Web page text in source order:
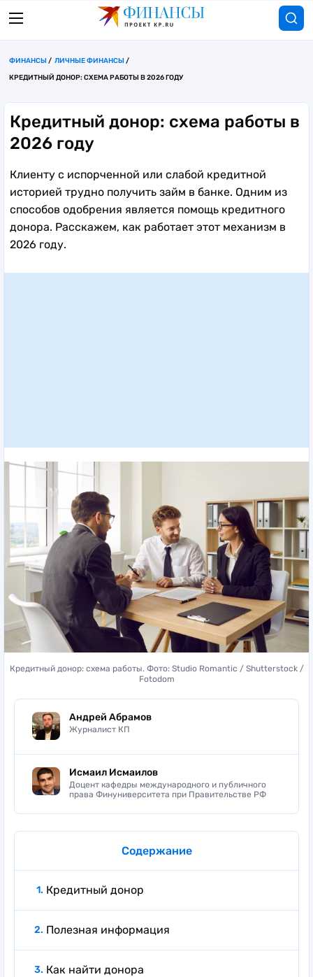
ФИНАНСЫ
ЛИЧНЫЕ ФИНАНСЫ
КРЕДИТНЫЙ ДОНОР: СХЕМА РАБОТЫ В 2026 ГОДУ
Кредитный донор: схема работы в
2026 году
Клиенту с испорченной или слабой кредитной
историей трудно получить займ в банке. Одним из
способов одобрения является помощь кредитного
донора. Расскажем, как работает этот механизм в
2026 году.
Кредитный донор: схема работы. Фото: Studio Romantic / Shutterstock /
Fotodom
Андрей Абрамов
Журналист КП
Исмаил Исмаилов
Доцент кафедры международного и публичного
права Финуниверситета при Правительстве РФ
Содержание
Кредитный донор
Полезная информация
Как найти донора